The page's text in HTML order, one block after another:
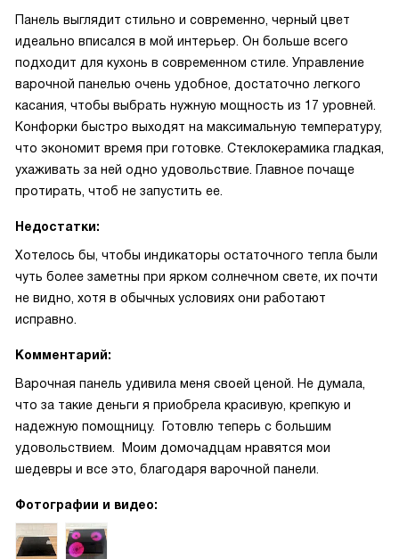
Панель выглядит стильно и современно, черный цвет
идеально вписался в мой интерьер. Он больше всего
подходит для кухонь в современном стиле. Управление
варочной панелью очень удобное, достаточно легкого
касания, чтобы выбрать нужную мощность из 17 уровней.
Конфорки быстро выходят на максимальную температуру,
что экономит время при готовке. Стеклокерамика гладкая,
ухаживать за ней одно удовольствие. Главное почаще
протирать, чтоб не запустить ее.
Недостатки:
Хотелось бы, чтобы индикаторы остаточного тепла были
чуть более заметны при ярком солнечном свете, их почти
не видно, хотя в обычных условиях они работают
исправно.
Комментарий:
Варочная панель удивила меня своей ценой. Не думала,
что за такие деньги я приобрела красивую, крепкую и
надежную помощницу. Готовлю теперь с большим
удовольствием. Моим домочадцам нравятся мои
шедевры и все это, благодаря варочной панели.
Фотографии и видео: